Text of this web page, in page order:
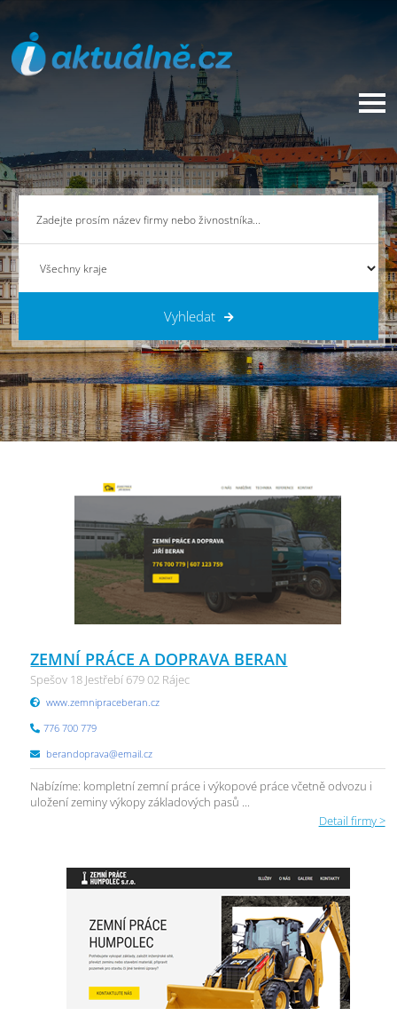
Vyhledat
ZEMNÍ PRÁCE A DOPRAVA BERAN
Spešov 18 Jestřebí 679 02 Rájec
www.zemnipraceberan.cz
776 700 779
berandoprava@email.cz
Nabízíme: kompletní zemní práce i výkopové práce včetně odvozu i
uložení zeminy výkopy základových pasů ...
Detail firmy >